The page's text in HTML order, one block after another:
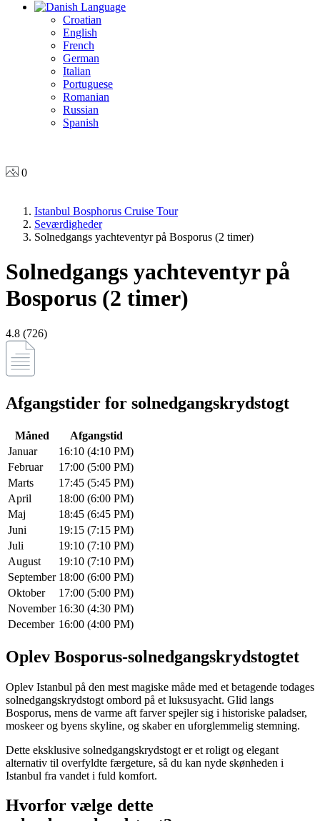
Language
Croatian
English
French
German
Italian
Portuguese
Romanian
Russian
Spanish
0
Istanbul Bosphorus Cruise Tour
Seværdigheder
Solnedgangs yachteventyr på Bosporus (2 timer)
Solnedgangs yachteventyr på
Bosporus (2 timer)
4.8 (726)
Afgangstider for solnedgangskrydstogt
Måned
Afgangstid
Januar
16:10 (4:10 PM)
Februar
17:00 (5:00 PM)
Marts
17:45 (5:45 PM)
April
18:00 (6:00 PM)
Maj
18:45 (6:45 PM)
Juni
19:15 (7:15 PM)
Juli
19:10 (7:10 PM)
August
19:10 (7:10 PM)
September 18:00 (6:00 PM)
Oktober
17:00 (5:00 PM)
November 16:30 (4:30 PM)
December 16:00 (4:00 PM)
Oplev Bosporus-solnedgangskrydstogtet
Oplev Istanbul på den mest magiske måde med et betagende todages
solnedgangskrydstogt ombord på et luksusyacht. Glid langs
Bosporus, mens de varme aft farver spejler sig i historiske paladser,
moskeer og byens skyline, og skaber en uforglemmelig stemning.
Dette eksklusive solnedgangskrydstogt er et roligt og elegant
alternativ til overfyldte færgeture, så du kan nyde skønheden i
Istanbul fra vandet i fuld komfort.
Hvorfor vælge dette